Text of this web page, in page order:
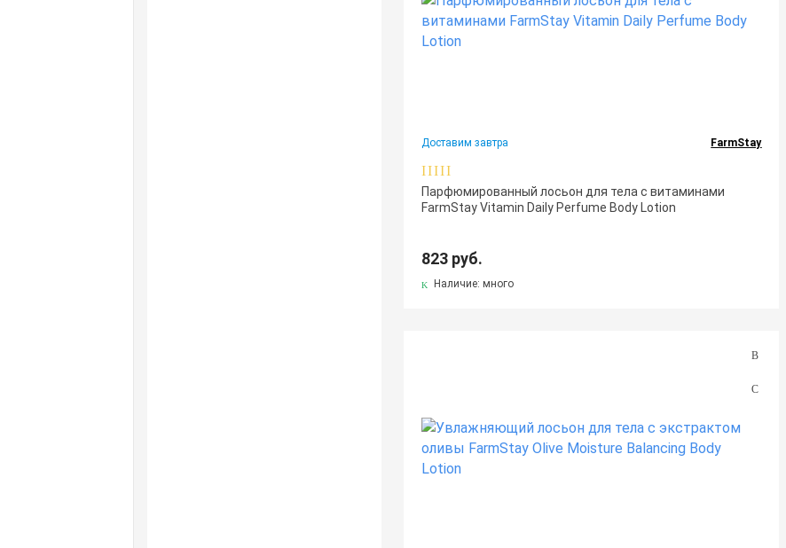
Доставим завтра FarmStay
Парфюмированный лосьон для тела с витаминами
FarmStay Vitamin Daily Perfume Body Lotion
823 руб.
Наличие: много